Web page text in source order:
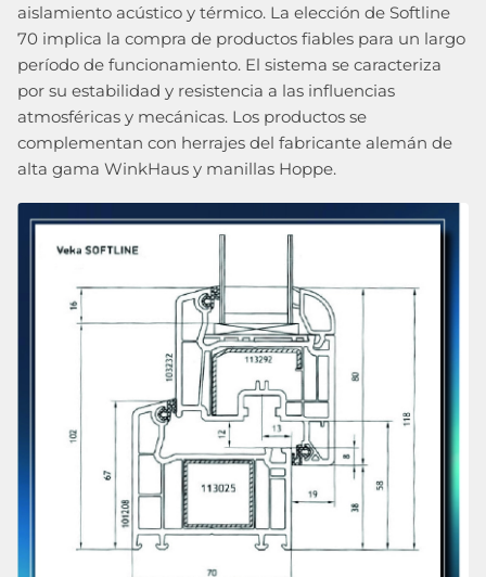
aislamiento acústico y térmico. La elección de Softline
70 implica la compra de productos fiables para un largo
período de funcionamiento. El sistema se caracteriza
por su estabilidad y resistencia a las influencias
atmosféricas y mecánicas. Los productos se
complementan con herrajes del fabricante alemán de
alta gama WinkHaus y manillas Hoppe.